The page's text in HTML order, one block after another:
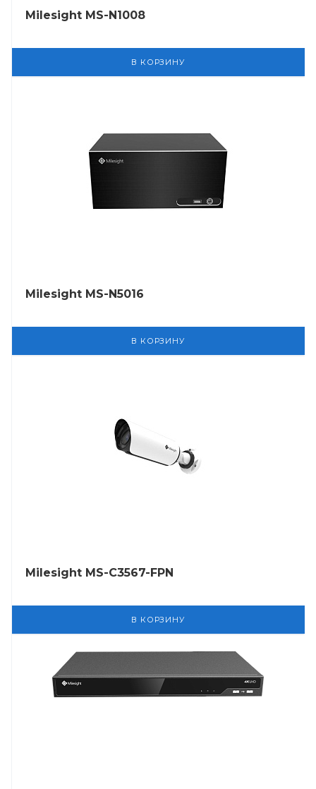
Milesight MS-N1008
В КОРЗИНУ
Milesight MS-N5016
В КОРЗИНУ
Milesight MS-C3567-FPN
В КОРЗИНУ